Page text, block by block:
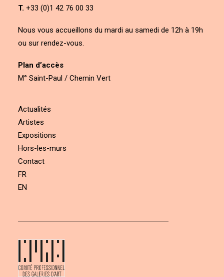
T. +33 (0)1 42 76 00 33
Nous vous accueillons du mardi au samedi de 12h à 19h
ou sur rendez-vous.
Plan d’accès
M° Saint-Paul / Chemin Vert
Actualités
Artistes
Expositions
Hors-les-murs
Contact
FR
EN